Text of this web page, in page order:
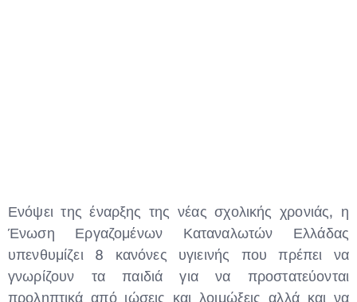
Ενόψει της έναρξης της νέας σχολικής χρονιάς, η
Ένωση Εργαζομένων Καταναλωτών Ελλάδας
υπενθυμίζει 8 κανόνες υγιεινής που πρέπει να
γνωρίζουν τα παιδιά για να προστατεύονται
προληπτικά από ιώσεις και λοιμώξεις αλλά και να